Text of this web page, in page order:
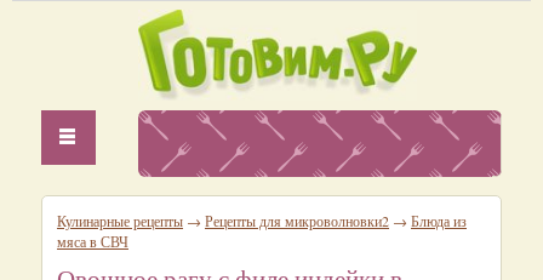
Кулинарные рецепты → Рецепты для микроволновки2 → Блюда из
мяса в СВЧ